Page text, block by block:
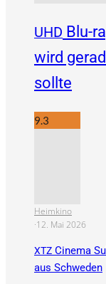
UHD Blu-
wird
sollte
9.3
Heimkino
·12. Mai 2026
XTZ Cinema
aus Schweden